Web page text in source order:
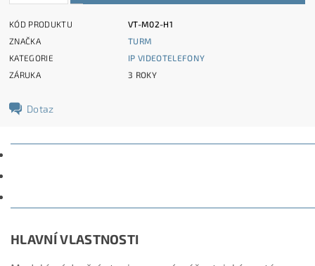
KÓD PRODUKTU
VT-M02-H1
ZNAČKA
TURM
KATEGORIE
IP VIDEOTELEFONY
ZÁRUKA
3 ROKY
Dotaz
HLAVNÍ VLASTNOSTI